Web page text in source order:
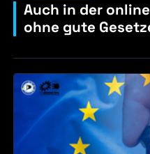
Auch in der
ohne gute